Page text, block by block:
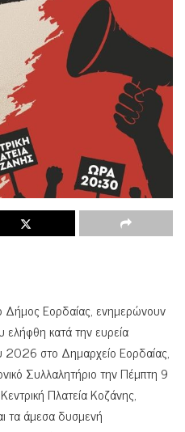
Δήμος Εορδαίας, ενημερώνουν
ελήφθη κατά την ευρεία
2026 στο Δημαρχείο Εορδαίας,
Συλλαλητήριο την Πέμπτη 9
Πλατεία Κοζάνης,
τα άμεσα δυσμενή